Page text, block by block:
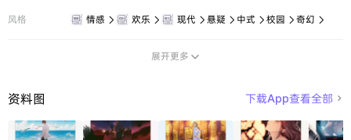
风格 情感  欢乐  现代  悬疑  中式  校园  奇幻 
展开更多 
资料图 下载App查看全部 